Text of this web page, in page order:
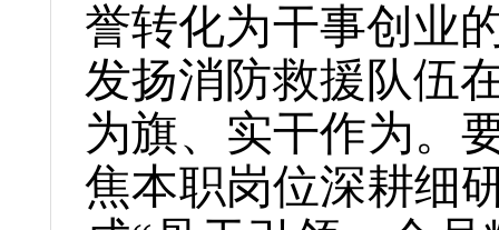
誉转化为干事创业
发扬消防救援队伍
为旗、实干作为。
焦本职岗位深耕细